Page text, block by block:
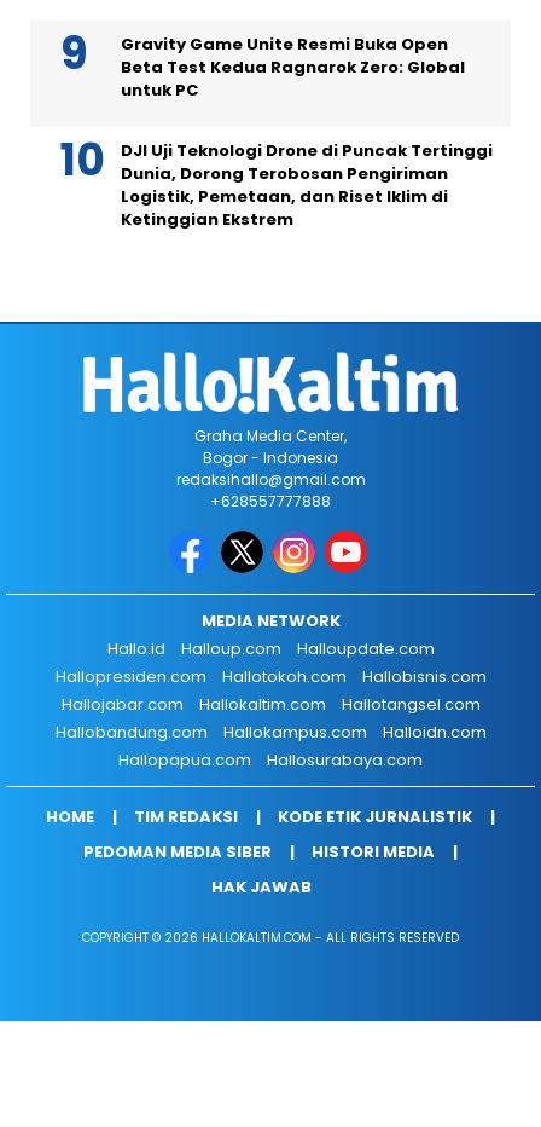
Gravity Game Unite Resmi Buka Open
Beta Test Kedua Ragnarok Zero: Global
untuk PC
DJI Uji Teknologi Drone di Puncak Tertinggi
Dunia, Dorong Terobosan Pengiriman
Logistik, Pemetaan, dan Riset Iklim di
Ketinggian Ekstrem
Graha Media Center,
Bogor - Indonesia
redaksihallo@gmail.com
+628557777888
MEDIA NETWORK
Hallo.id
Halloup.com
Halloupdate.com
Hallopresiden.com
Hallotokoh.com
Hallobisnis.com
Hallojabar.com
Hallokaltim.com
Hallotangsel.com
Hallobandung.com
Hallokampus.com
Halloidn.com
Hallopapua.com
Hallosurabaya.com
HOME TIM REDAKSI
KODE ETIK JURNALISTIK
PEDOMAN MEDIA SIBER
HISTORI MEDIA
HAK JAWAB
COPYRIGHT © 2026 HALLOKALTIM.COM - ALL RIGHTS RESERVED